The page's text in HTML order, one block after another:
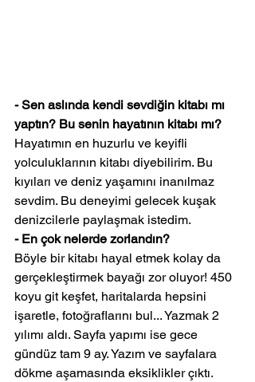
- Sen aslında kendi sevdiğin kitabı mı
yaptın? Bu senin hayatının kitabı mı?
Hayatımın en huzurlu ve keyifli
yolculuklarının kitabı diyebilirim. Bu
kıyıları ve deniz yaşamını inanılmaz
sevdim. Bu deneyimi gelecek kuşak
denizcilerle paylaşmak istedim.
- En çok nelerde zorlandın?
Böyle bir kitabı hayal etmek kolay da
gerçekleştirmek bayağı zor oluyor! 450
koyu git keşfet, haritalarda hepsini
işaretle, fotoğraflarını bul... Yazmak 2
yılımı aldı. Sayfa yapımı ise gece
gündüz tam 9 ay. Yazım ve sayfalara
dökme aşamasında eksiklikler çıktı.